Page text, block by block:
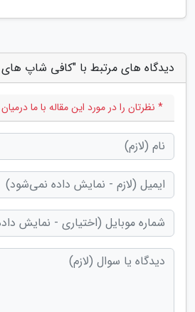
دیدگاه های مرتبط با "کافی شاپ
* نظرتان را در مورد این مقاله با ما